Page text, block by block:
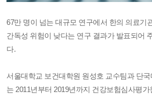
67만 명이 넘는 대규모 연구에서 한의 의료기
간독성 위험이 낮다는 연구 결과가 발표되어
다.
서울대학교 보건대학원 원성호 교수팀과 단
는 2011년부터 2019년까지 건강보험심사평